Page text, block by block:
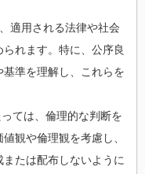
適用される法律や社会
れます。特に、公序良
準を理解し、これらを
ては、倫理的な判断を
観や倫理観を考慮し、
たは配布しないように